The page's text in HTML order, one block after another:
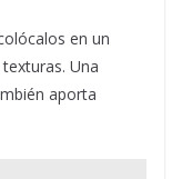
en un
Una
aporta